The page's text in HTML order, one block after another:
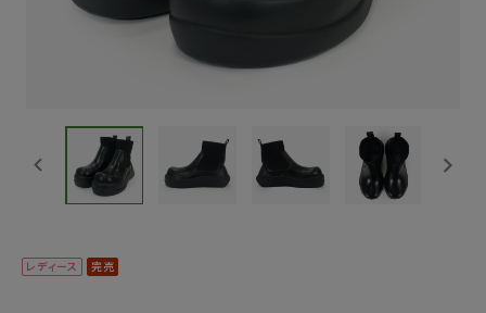
レディース 完売